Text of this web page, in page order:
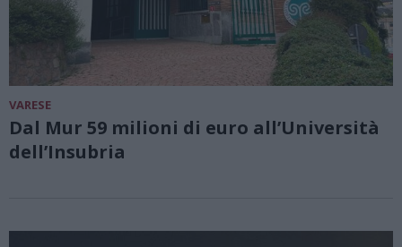
VARESE
Dal Mur 59 milioni di euro all’Università
dell’Insubria